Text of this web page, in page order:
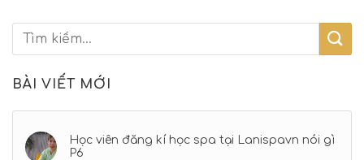
BÀI VIẾT MỚI
Học viên đăng kí học spa tại Lanispavn nói gì
P6